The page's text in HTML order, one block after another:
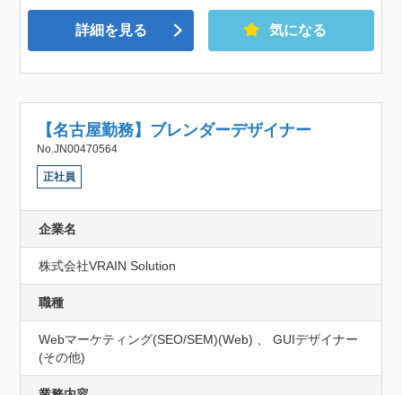
詳細を見る 気になる
【名古屋勤務】ブレンダーデザイナー
No.JN00470564
正社員
企業名
株式会社VRAIN Solution
職種
Webマーケティング(SEO/SEM)(Web) 、 GUIデザイナー
(その他)